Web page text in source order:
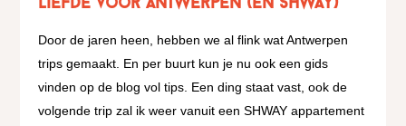
Liefde voor Antwerpen (en SHWAY)
Door de jaren heen, hebben we al flink wat Antwerpen
trips gemaakt. En per buurt kun je nu ook een gids
vinden op de blog vol tips. Een ding staat vast, ook de
volgende trip zal ik weer vanuit een SHWAY appartement